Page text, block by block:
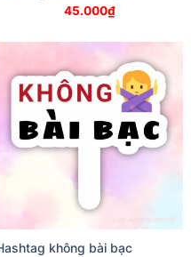
45.000₫
không bài bạc